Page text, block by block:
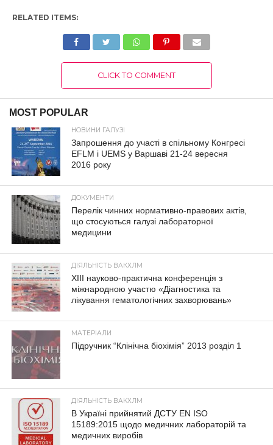
RELATED ITEMS:
CLICK TO COMMENT
MOST POPULAR
НОВИНИ ГАЛУЗІ
Запрошення до участі в спільному Конгресі
EFLM і UEMS у Варшаві 21-24 вересня
2016 року
ДОКУМЕНТИ
Перелік чинних нормативно-правових актів,
що стосуються галузі лабораторної
медицини
ДІЯЛЬНІСТЬ ВАКХЛМ
XIII науково-практична конференція з
міжнародною участю «Діагностика та
лікування гематологічних захворювань»
МАТЕРІАЛИ
Підручник “Клінічна біохімія” 2013 розділ 1
ДІЯЛЬНІСТЬ ВАКХЛМ
В Україні прийнятий ДСТУ EN ISO
15189:2015 щодо медичних лабораторій та
медичних виробів